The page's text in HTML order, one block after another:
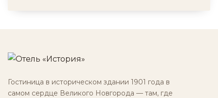
Гостиница в историческом здании 1901 года в
самом сердце Великого Новгорода — там, где